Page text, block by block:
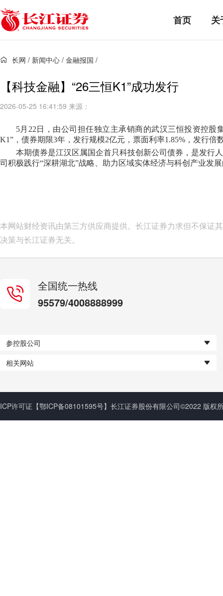
首页 关
长网 / 新闻中心 / 金融报国 /
【科技金融】“26三恒K1”成功发行
2026-05-25 16:41:59 来源：
5月22日，由公司担任独立主承销商的武汉三恒投资控股
K1”，债券期限3年，发行规模2亿元，票面利率1.85%，发行倍
本期债券是江汉区属国企首只科技创新公司债券，是发行
司积极践行“深耕湖北”战略、助力区域实体经济与科创产业发
本网站财经资讯由第三方供应商提供。长江证券力求但不保证
决策与长江证券无关。
全国统一热线
95579/4008888999
参控股公司
相关网站
ICP许可证 【鄂ICP备08101595号】 长江证券股份有限公司©2022 版权